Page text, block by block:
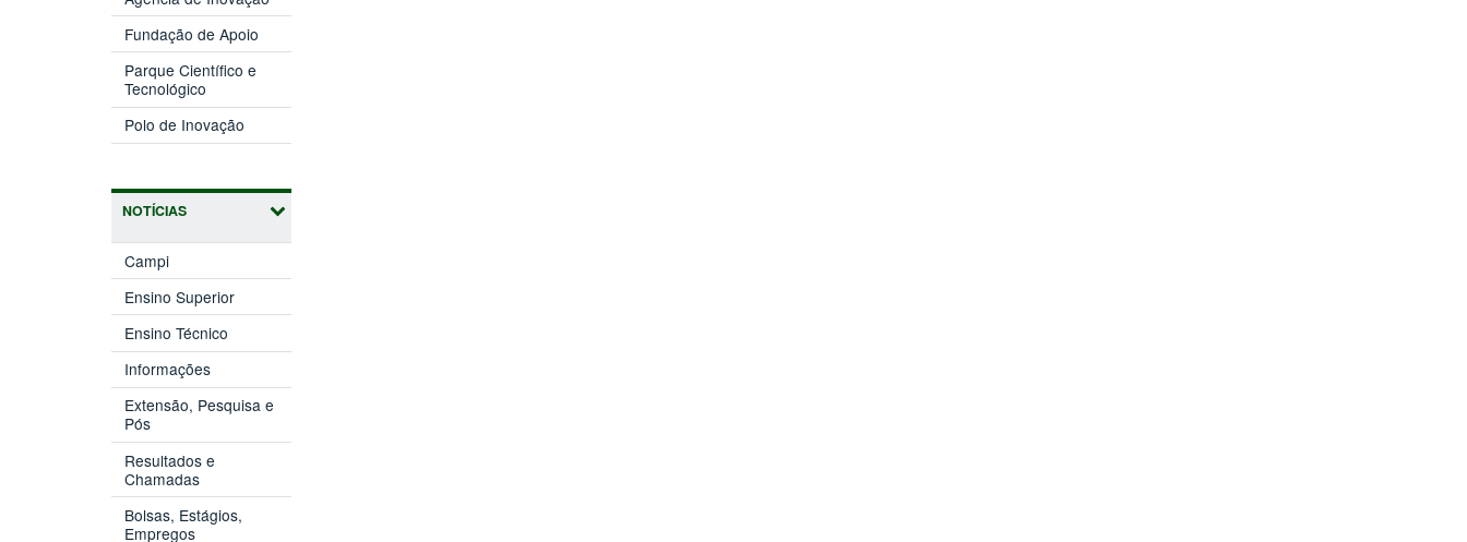
em
janela)
Fundação de Apoio
em
Parque Científico e
Tecnológico
em
nova
janela)
Polo de Inovação
em
NOTÍCIAS
Campi
Ensino Superior
Ensino Técnico
Informações
Extensão, Pesquisa e
Pós
Resultados e
Chamadas
Bolsas, Estágios,
Empregos